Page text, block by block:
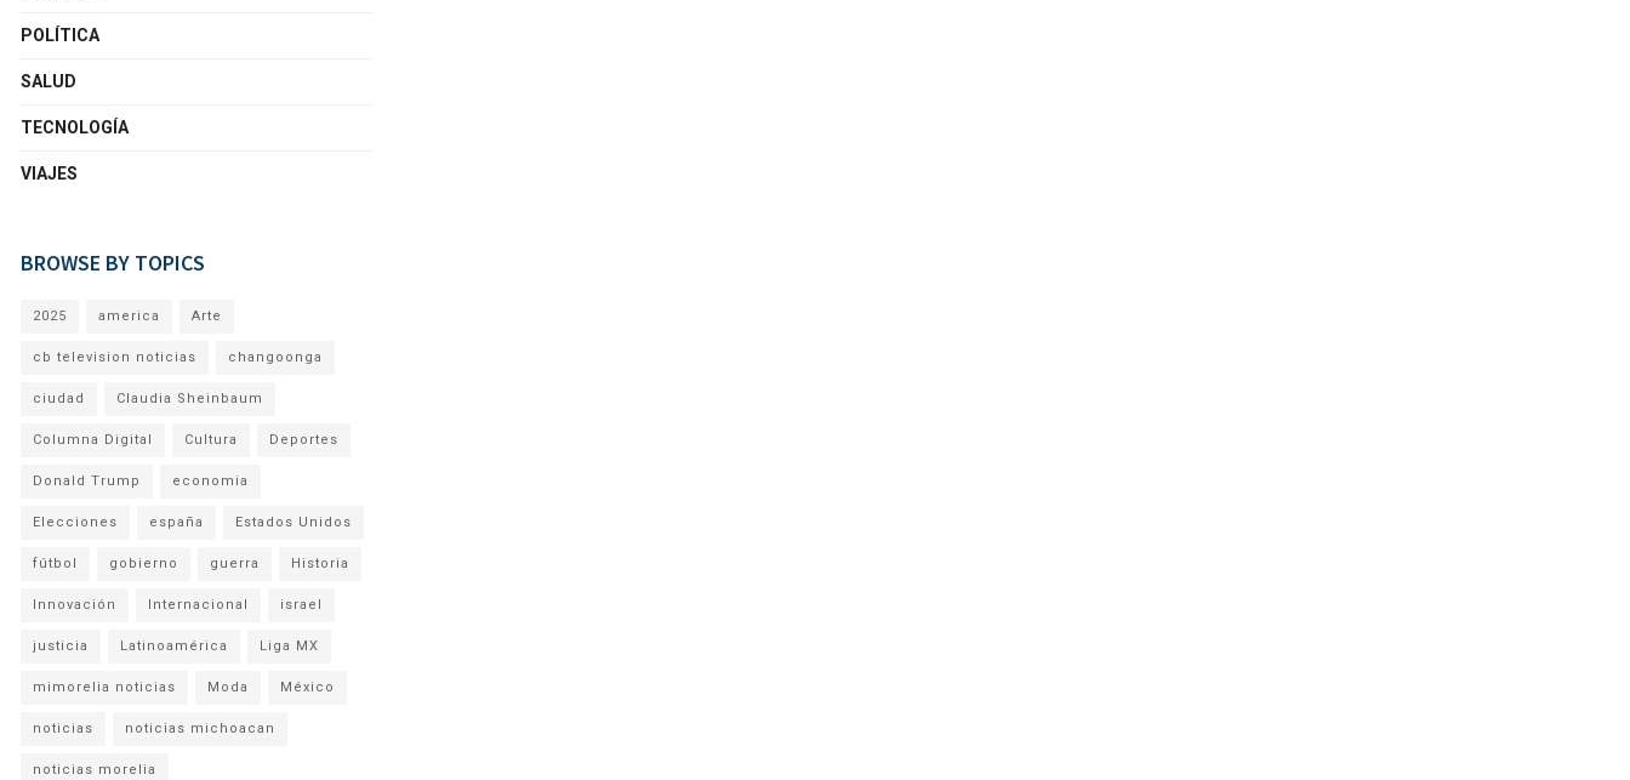
POLÍTICA
SALUD
TECNOLOGÍA
VIAJES
BROWSE BY TOPICS
2025 america Arte
cb television noticias changoonga
ciudad Claudia Sheinbaum
Columna Digital Cultura Deportes
Donald Trump economia
Elecciones españa Estados Unidos
fútbol gobierno guerra Historia
Innovación Internacional israel
justicia Latinoamérica Liga MX
mimorelia noticias Moda México
noticias noticias michoacan
noticias morelia